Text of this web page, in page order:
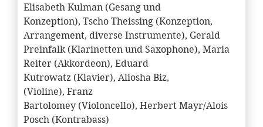
Elisabeth Kulman (Gesang und
Konzeption), Tscho Theissing (Konzeption,
Arrangement, diverse Instrumente), Gerald
Preinfalk (Klarinetten und Saxophone), Maria
Reiter (Akkordeon), Eduard
Kutrowatz (Klavier), Aliosha Biz,
(Violine), Franz
Bartolomey (Violoncello), Herbert Mayr/Alois
Posch (Kontrabass)